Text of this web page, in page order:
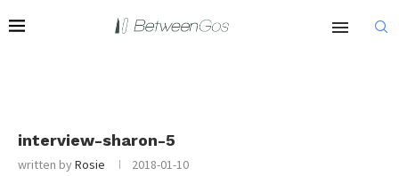
interview-sharon-5
written byRosie 2018-01-10